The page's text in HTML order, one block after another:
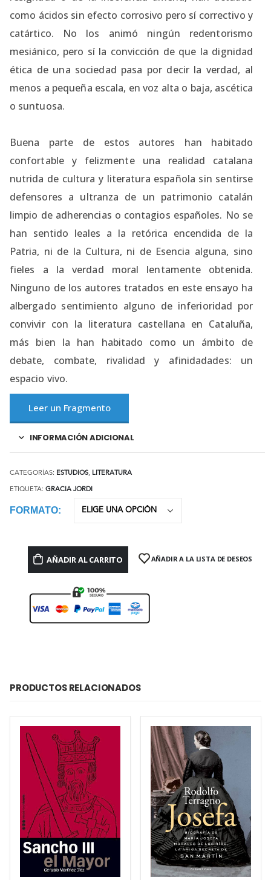
como ácidos sin efecto corrosivo pero sí correctivo y
catártico. No los animó ningún redentorismo
mesiánico, pero sí la convicción de que la dignidad
ética de una sociedad pasa por decir la verdad, al
menos a pequeña escala, en voz alta o baja, ascética
o suntuosa.
Buena parte de estos autores han habitado
confortable y felizmente una realidad catalana
nutrida de cultura y literatura española sin sentirse
defensores a ultranza de un patrimonio catalán
limpio de adherencias o contagios españoles. No se
han sentido leales a la retórica encendida de la
Patria, ni de la Cultura, ni de Esencia alguna, sino
fieles a la verdad moral lentamente obtenida.
Ninguno de los autores tratados en este ensayo ha
albergado sentimiento alguno de inferioridad por
convivir con la literatura castellana en Cataluña,
más bien la han habitado como un ámbito de
debate, combate, rivalidad y afinidadades: un
espacio vivo.
Leer un Fragmento
INFORMACIÓN ADICIONAL
CATEGORÍAS: ESTUDIOS, LITERATURA
ETIQUETA: GRACIA JORDI
FORMATO
AÑADIR AL CARRITO AÑADIR A LA LISTA DE DESEOS
PRODUCTOS RELACIONADOS